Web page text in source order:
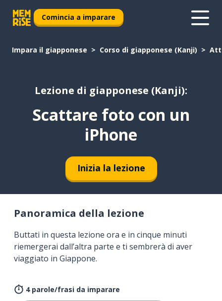
Comincia a imparare
Impara il giapponese Corso di giapponese (Kanji)
Lezione di giapponese (Kanji):
Scattare foto con un
iPhone
Inizia la lezione
Panoramica della lezione
Buttati in questa lezione ora e in cinque minuti
riemergerai dall’altra parte e ti sembrerà di aver
viaggiato in Giappone.
4 parole/frasi da imparare